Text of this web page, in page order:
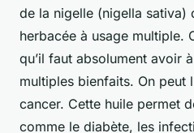
de la nigelle (nigella sativa)
herbacée à usage multiple.
qu’il faut absolument avoir
multiples bienfaits. On peut
cancer. Cette huile permet
comme le diabète, les